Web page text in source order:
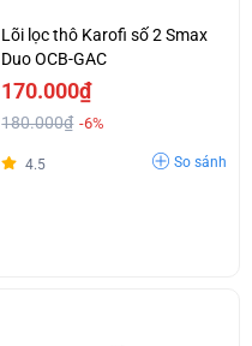
Lõi lọc thô Karofi số 2 Smax
Duo OCB-GAC
170.000₫
180.000₫ -6%
4.5 So sánh